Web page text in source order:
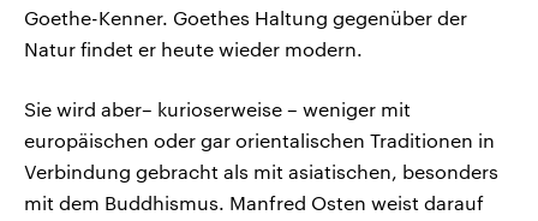
Goethe-Kenner. Goethes Haltung gegenüber der
Natur findet er heute wieder modern.
Sie wird aber– kurioserweise – weniger mit
europäischen oder gar orientalischen Traditionen in
Verbindung gebracht als mit asiatischen, besonders
mit dem Buddhismus. Manfred Osten weist darauf